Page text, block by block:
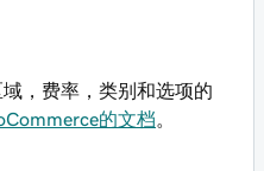
，费率，类别和选项的
的文档